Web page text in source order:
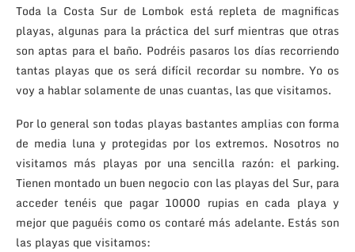
Toda la Costa Sur de Lombok está repleta de magnificas
playas, algunas para la práctica del surf mientras que otras
son aptas para el baño. Podréis pasaros los días recorriendo
tantas playas que os será difícil recordar su nombre. Yo os
voy a hablar solamente de unas cuantas, las que visitamos.
Por lo general son todas playas bastantes amplias con forma
de media luna y protegidas por los extremos. Nosotros no
visitamos más playas por una sencilla razón: el parking.
Tienen montado un buen negocio con las playas del Sur, para
acceder tenéis que pagar 10000 rupias en cada playa y
mejor que paguéis como os contaré más adelante. Estás son
las playas que visitamos: